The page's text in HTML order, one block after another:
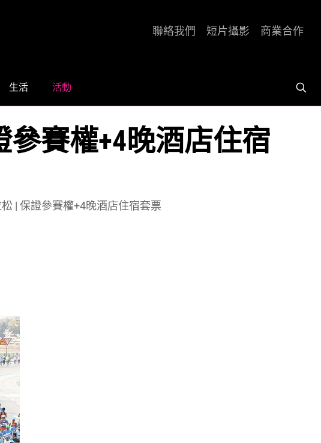
生活 活動
聯絡我們 短片攝影 商業合作
參賽權+4晚酒店住宿
| 保證參賽權+4晚酒店住宿套票